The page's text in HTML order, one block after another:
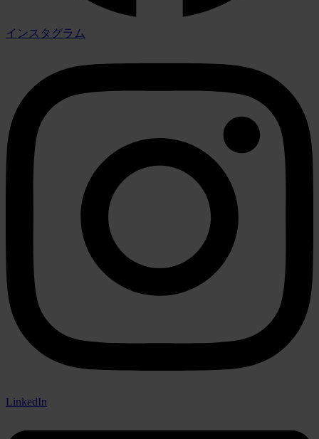
インスタグラム
LinkedIn